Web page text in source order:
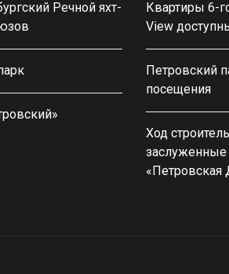
Речной яхт-
Квартиры 6-
View
Петровский
посещения
Ход
«Петровская